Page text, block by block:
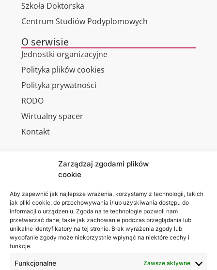
Zarządzaj zgodami plików
cookie
Aby zapewnić jak najlepsze wrażenia, korzystamy z technologii, takich
jak pliki cookie, do przechowywania i/lub uzyskiwania dostępu do
informacji o urządzeniu. Zgoda na te technologie pozwoli nam
przetwarzać dane, takie jak zachowanie podczas przeglądania lub
unikalne identyfikatory na tej stronie. Brak wyrażenia zgody lub
wycofanie zgody może niekorzystnie wpłynąć na niektóre cechy i
funkcje.
Funkcjonalne Zawsze aktywne
Szkoła Doktorska
Centrum Studiów Podyplomowych
O serwisie
Jednostki organizacyjne
Polityka plików cookies
Polityka prywatności
RODO
Wirtualny spacer
Kontakt
Akademia
WSEI
ul.
Projektowa
4